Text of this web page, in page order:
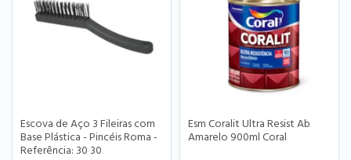
Escova de Aço 3 Fileiras com
Base Plástica - Pincéis Roma -
Referência: 30 30
Esm Coralit Ultra Resist Ab
Amarelo 900ml Coral